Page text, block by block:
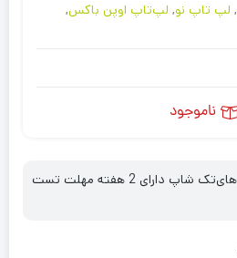
, لپ تاپ نو, لپ‌تاپ اوپن باکس,
ناموجود
تمامی محصولات فروشگاه های‌تک شاپ دارای 2 هفته مهلت تست